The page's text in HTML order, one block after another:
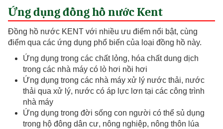
Ứng dụng đồng hồ nước Kent
Đồng hồ nước KENT với nhiều ưu điểm nổi bật, cùng
điểm qua các ứng dụng phổ biến của loại đồng hồ này.
Ứng dụng trong các chất lỏng, hóa chất dung dịch
trong các nhà máy có lò hơi nồi hơi
Ứng dụng trong các nhà máy xử lý nước thải, nước
thải qua xử lý, nước có áp lực lơn tại các công trình
nhà máy
Ứng dụng trong đời sống con người có thể sủ dụng
trong hộ đông dân cư, nông nghiệp, nông thôn lúa